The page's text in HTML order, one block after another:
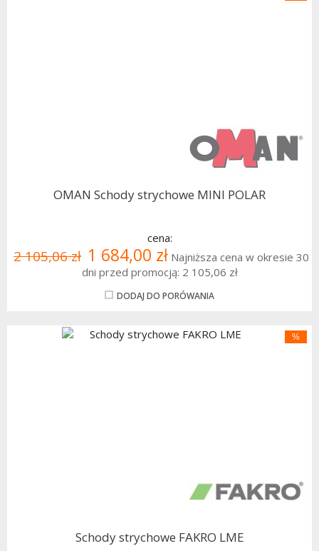
OMAN Schody strychowe MINI POLAR
cena:
2 105,06 zł 1 684,00 zł Najniższa cena w okresie 30
dni przed promocją: 2 105,06 zł
DODAJ DO PORÓWANIA
%
Schody strychowe FAKRO LME